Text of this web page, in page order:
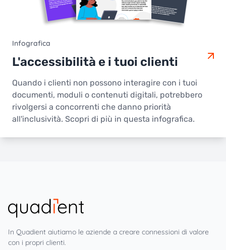
Infografica
L'accessibilità e i tuoi clienti
Quando i clienti non possono interagire con i tuoi
documenti, moduli o contenuti digitali, potrebbero
rivolgersi a concorrenti che danno priorità
all'inclusività. Scopri di più in questa infografica.
In Quadient aiutiamo le aziende a creare connessioni di valore
con i propri clienti.